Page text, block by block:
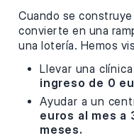
Cuando se
convierte en una
una lotería. Hemos
Llevar una
ingreso de 0
Ayudar a un
euros al mes a
meses.